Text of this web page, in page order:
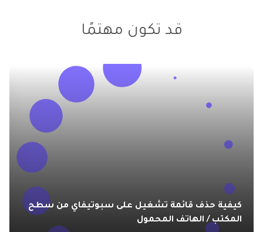
قد تكون مهتمًا
كيفية حذف قائمة تشغيل على سبوتيفاي من سطح
المكتب / الهاتف المحمول